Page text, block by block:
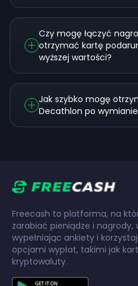
Czy mogę łączyć
otrzymać kartę
wyższej wartości?
Jak szybko mogę
Decathlon po
Freecash to platforma, na
zarabiać pieniądze i nagrody,
wypełniając ankiety i
opcjami wypłat, takimi jak
kryptowaluty.